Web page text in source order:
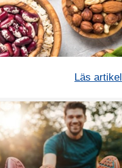
Läs artikel